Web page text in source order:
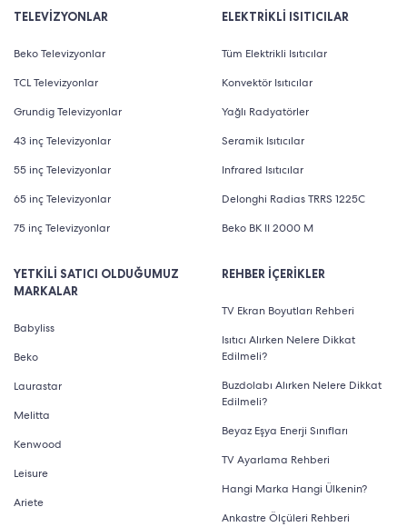
TELEVİZYONLAR
Beko Televizyonlar
TCL Televizyonlar
Grundig Televizyonlar
43 inç Televizyonlar
55 inç Televizyonlar
65 inç Televizyonlar
75 inç Televizyonlar
YETKİLİ SATICI OLDUĞUMUZ
MARKALAR
Babyliss
Beko
Laurastar
Melitta
Kenwood
Leisure
Ariete
ELEKTRİKLİ ISITICILAR
Tüm Elektrikli Isıtıcılar
Konvektör Isıtıcılar
Yağlı Radyatörler
Seramik Isıtıcılar
Infrared Isıtıcılar
Delonghi Radias TRRS 1225C
Beko BK II 2000 M
REHBER İÇERİKLER
TV Ekran Boyutları Rehberi
Isıtıcı Alırken Nelere Dikkat
Edilmeli?
Buzdolabı Alırken Nelere Dikkat
Edilmeli?
Beyaz Eşya Enerji Sınıfları
TV Ayarlama Rehberi
Hangi Marka Hangi Ülkenin?
Ankastre Ölçüleri Rehberi